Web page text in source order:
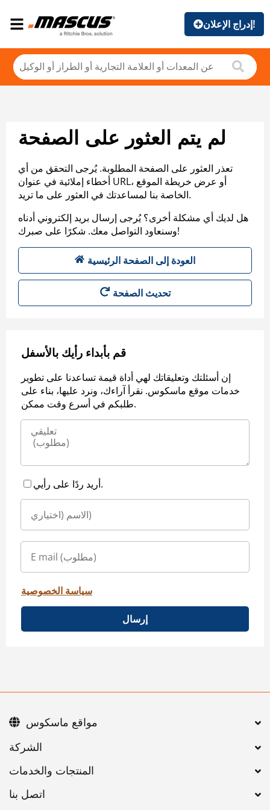
إدراج الإعلان!
لم يتم العثور على الصفحة
تعذر العثور على الصفحة المطلوبة. يُرجى التحقق من أي
أخطاء إملائية في عنوان URL، أو عرض خريطة الموقع
الخاصة بنا لمساعدتك في العثور على ما تريد.
هل لديك أي مشكلة أخرى؟ يُرجى إرسال بريد إلكتروني أدناه
وسنعاود التواصل معك. شكرًا على صبرك!
العودة إلى الصفحة الرئيسية
تحديث الصفحة
قم بأبداء رأيك بالأسفل
إن أسئلتك وتعليقاتك لهي أداة قيمة تساعدنا على تطوير
خدمات موقع ماسكوس. نقرأ آراءك، ونرد عليها، بناء على
طلبكم في أسرع وقت ممكن.
أريد ردًا على رأيي.
سياسة الخصوصية
إرسال
اتصل بنا
مواقع ماسكوس